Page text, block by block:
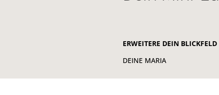
ERWEITERE DEIN
DEINE MARIA